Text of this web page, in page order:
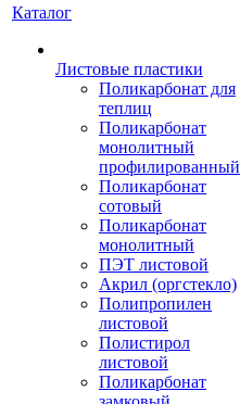
Каталог
Листовые пластики
Поликарбонат для
теплиц
Поликарбонат
монолитный
профилированный
Поликарбонат
сотовый
Поликарбонат
монолитный
ПЭТ листовой
Акрил (оргстекло)
Полипропилен
листовой
Полистирол
листовой
Поликарбонат